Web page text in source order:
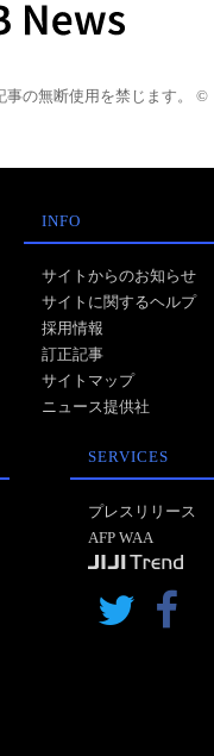
事の無断使用を禁じます。 ©
INFO
サイトからのお知らせ
サイトに関するヘルプ
採用情報
訂正記事
サイトマップ
ニュース提供社
SERVICES
プレスリリース
AFP WAA